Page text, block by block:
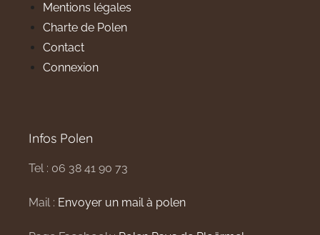
Mentions légales
Charte de Polen
Contact
Connexion
Infos Polen
Tel : 06 38 41 90 73
Mail : Envoyer un mail à polen